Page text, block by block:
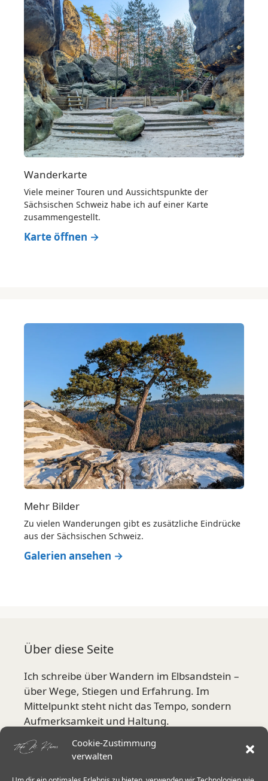
Cookie-Zustimmung
verwalten
Wanderkarte
Viele meiner Touren und Aussichtspunkte der
Sächsischen Schweiz habe ich auf einer Karte
zusammengestellt.
Karte öffnen →
Mehr Bilder
Zu vielen Wanderungen gibt es zusätzliche Eindrücke
aus der Sächsischen Schweiz.
Galerien ansehen →
Über diese Seite
Ich schreibe über Wandern im Elbsandstein –
über Wege, Stiegen und Erfahrung. Im
Mittelpunkt steht nicht das Tempo, sondern
Aufmerksamkeit und Haltung.
Mehr über mich